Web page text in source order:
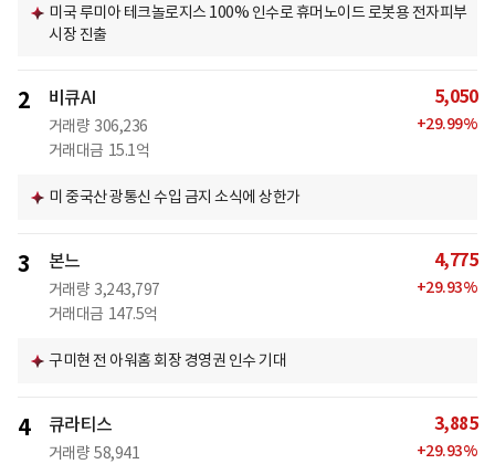
미국 루미아 테크놀로지스 100% 인수로 휴머노이드 로봇용 전자피부
시장 진출
2 비큐AI
거래량 306,236
거래대금 15.1억
5,050
+29.99%
미 중국산 광통신 수입 금지 소식에 상한가
3 본느
거래량 3,243,797
거래대금 147.5억
4,775
+29.93%
구미현 전 아워홈 회장 경영권 인수 기대
4 큐라티스
거래량 58,941
3,885
+29.93%